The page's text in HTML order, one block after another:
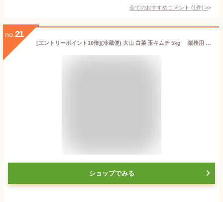
全てのおすすめコメント (1件) >
no. 21
[エントリーポイント10倍](冷蔵便) 大山 白菜 玉キムチ 5kg 業務用 白菜キムチ キムチ ポギキムチ 食品 キムチ・漬け物・梅干し 韓国グルメ キムチチゲ キムチ鍋 徳用 家庭 本場 本格
ショップでみる